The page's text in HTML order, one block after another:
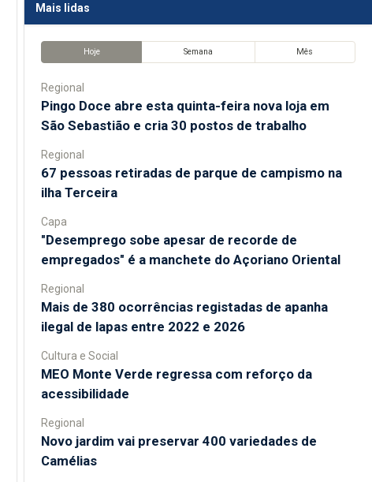
Mais lidas
Hoje Semana Mês
Regional
Pingo Doce abre esta quinta-feira nova loja em
São Sebastião e cria 30 postos de trabalho
Regional
67 pessoas retiradas de parque de campismo na
ilha Terceira
Capa
"Desemprego sobe apesar de recorde de
empregados" é a manchete do Açoriano Oriental
Regional
Mais de 380 ocorrências registadas de apanha
ilegal de lapas entre 2022 e 2026
Cultura e Social
MEO Monte Verde regressa com reforço da
acessibilidade
Regional
Novo jardim vai preservar 400 variedades de
Camélias